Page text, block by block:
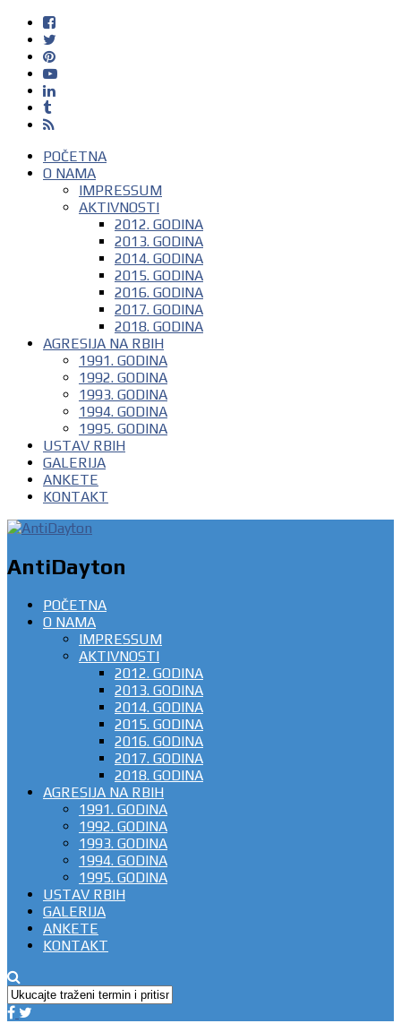
POČETNA
O NAMA
IMPRESSUM
AKTIVNOSTI
2012. GODINA
2013. GODINA
2014. GODINA
2015. GODINA
2016. GODINA
2017. GODINA
2018. GODINA
AGRESIJA NA RBIH
1991. GODINA
1992. GODINA
1993. GODINA
1994. GODINA
1995. GODINA
USTAV RBIH
GALERIJA
ANKETE
KONTAKT
AntiDayton
POČETNA
O NAMA
IMPRESSUM
AKTIVNOSTI
2012. GODINA
2013. GODINA
2014. GODINA
2015. GODINA
2016. GODINA
2017. GODINA
2018. GODINA
AGRESIJA NA RBIH
1991. GODINA
1992. GODINA
1993. GODINA
1994. GODINA
1995. GODINA
USTAV RBIH
GALERIJA
ANKETE
KONTAKT